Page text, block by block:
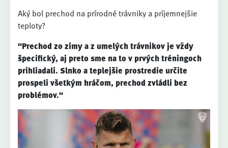
Aký bol prechod na prírodné trávniky a príjemnejšie
teploty?
"Prechod zo zimy a z umelých trávnikov je vždy
špecifický, aj preto sme na to v prvých tréningoch
prihliadali. Slnko a teplejšie prostredie určite
prospeli všetkým hráčom, prechod zvládli bez
problémov."